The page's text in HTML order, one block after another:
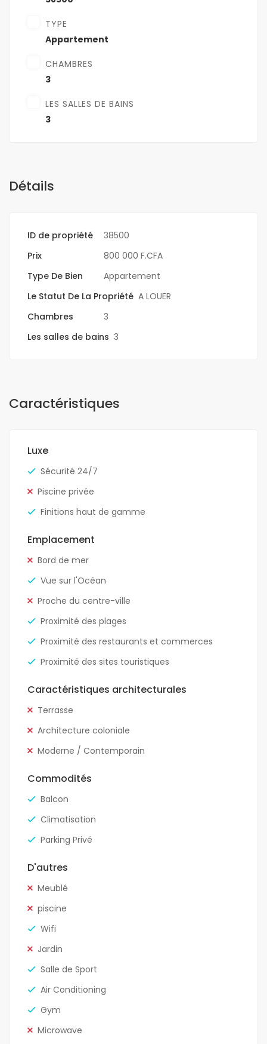
TYPE
Appartement
CHAMBRES
3
LES SALLES DE BAINS
3
Détails
ID de propriété
38500
Prix
800 000 F.CFA
Type De Bien
Appartement
Le Statut De La Propriété A LOUER
Chambres
3
Les salles de bains 3
Caractéristiques
Luxe
Sécurité 24/7
Piscine privée
Finitions haut de gamme
Emplacement
Bord de mer
Vue sur l'Océan
Proche du centre-ville
Proximité des plages
Proximité des restaurants et commerces
Proximité des sites touristiques
Caractéristiques architecturales
Terrasse
Architecture coloniale
Moderne / Contemporain
Commodités
Balcon
Climatisation
Parking Privé
D'autres
Meublé
piscine
Wifi
Jardin
Salle de Sport
Air Conditioning
Gym
Microwave